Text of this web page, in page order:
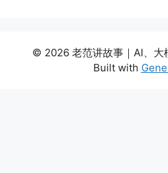
© 2026 老范讲故事｜AI、大
Built with